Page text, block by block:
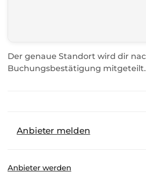
Der genaue Standort wird dir
Buchungsbestätigung mitgeteilt.
Anbieter melden
Anbieter werden